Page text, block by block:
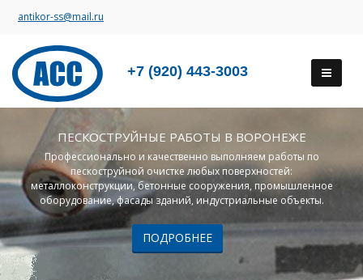
antikor-ss@mail.ru
+7 (920) 443-3003
ПЕСКОСТРУЙНЫЕ РАБОТЫ В ВОРОНЕЖЕ
Профессионально и качественно выполняем работы по
пескоструйной очистке любых поверхностей:
металлоконструкции, бетонные сооружения, промышленное
оборудование, фасады зданий, индустриальные объекты.
ПОДРОБНЕЕ